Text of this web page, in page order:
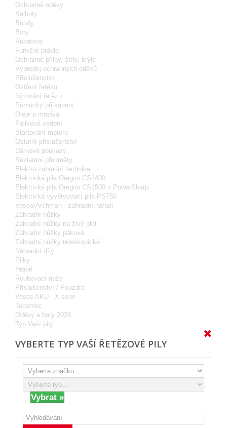
Ochranné oděvy
Kalhoty
Bundy
Boty
Rukavice
Funkční prádlo
Ochranné přilby, štíty, brýle
Výprodej ochranných oděvů
Příslušenství
Ostření řetězu
Nýtování řetězu
Pomůcky při kácení
Oleje a maziva
Palivová vedení
Startování motoru
Ostatní příslušenství
Dárkové poukazy
Reklamní předměty
Elektro zahradní technika
Elektrická pila Oregon CS1400
Elektrická pila Oregon CS1500 s PowerSharp
Elektrická vyvětvovací pila PS750
Vesco/Archman - zahradní nářadí
Zahradní nůžky
Zahradní nůžky na živý plot
Zahradní nůžky pákové
Zahradní nůžky teleskopické
Náhradní díly
Pilky
Hrábě
Roubovací nože
Příslušenství / Pouzdra
Vesco AKU - X serie
Tecomec
Oděvy a boty 2026
Typ Vaší pily
VYBERTE TYP VAŠÍ ŘETĚZOVÉ PILY